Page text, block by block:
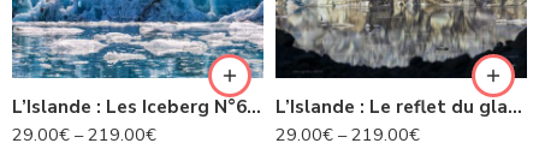
L’Islande : Les Iceberg N°63 IS
29.00€ –219.00€
L’Islande : Le reflet du glacier -N° 22 IS
29.00€ –219.00€